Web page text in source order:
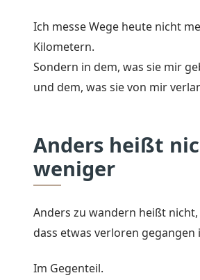
Ich messe Wege heute nicht
Kilometern.
Sondern in dem, was sie mir
und dem, was sie von mir
Anders heißt
weniger
Anders zu wandern heißt nicht,
dass etwas verloren gegangen
Im Gegenteil.